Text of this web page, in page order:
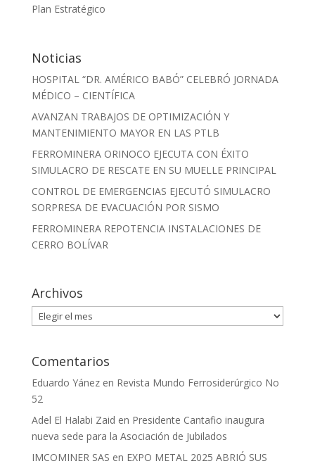
Plan Estratégico
Noticias
HOSPITAL “DR. AMÉRICO BABÓ” CELEBRÓ JORNADA
MÉDICO – CIENTÍFICA
AVANZAN TRABAJOS DE OPTIMIZACIÓN Y
MANTENIMIENTO MAYOR EN LAS PTLB
FERROMINERA ORINOCO EJECUTA CON ÉXITO
SIMULACRO DE RESCATE EN SU MUELLE PRINCIPAL
CONTROL DE EMERGENCIAS EJECUTÓ SIMULACRO
SORPRESA DE EVACUACIÓN POR SISMO
FERROMINERA REPOTENCIA INSTALACIONES DE
CERRO BOLÍVAR
Archivos
Archivos
Comentarios
Eduardo Yánezen Revista Mundo Ferrosiderúrgico No
52
Adel El Halabi Zaid en Presidente Cantafio inaugura
nueva sede para la Asociación de Jubilados
IMCOMINER SAS en EXPO METAL 2025 ABRIÓ SUS